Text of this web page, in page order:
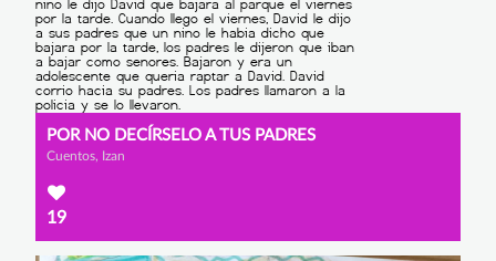
POR NO DECÍRSELO A TUS PADRES
Cuentos, Izan
19